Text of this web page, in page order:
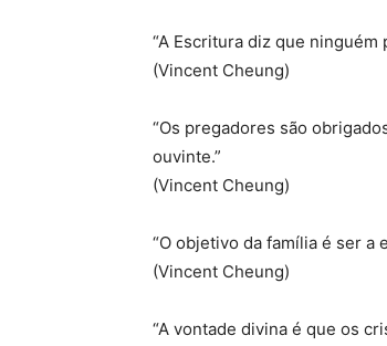
“A Escritura diz que
(Vincent Cheung)
“Os pregadores são
ouvinte.”
(Vincent Cheung)
“O objetivo da família é ser a
(Vincent Cheung)
“A vontade divina é que os